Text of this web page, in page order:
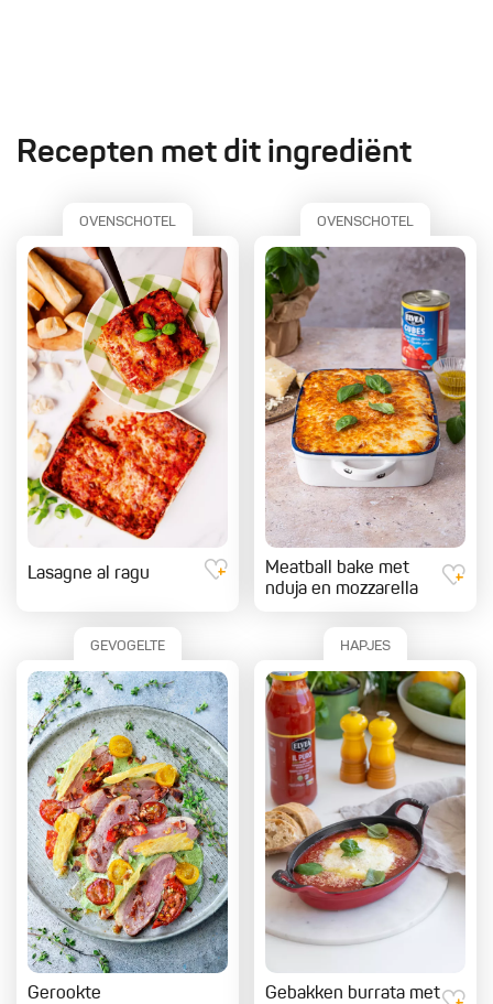
Recepten met dit ingrediënt
OVENSCHOTEL
Lasagne al ragu
OVENSCHOTEL
Meatball bake met
nduja en mozzarella
GEVOGELTE
Gerookte
HAPJES
Gebakken burrata met